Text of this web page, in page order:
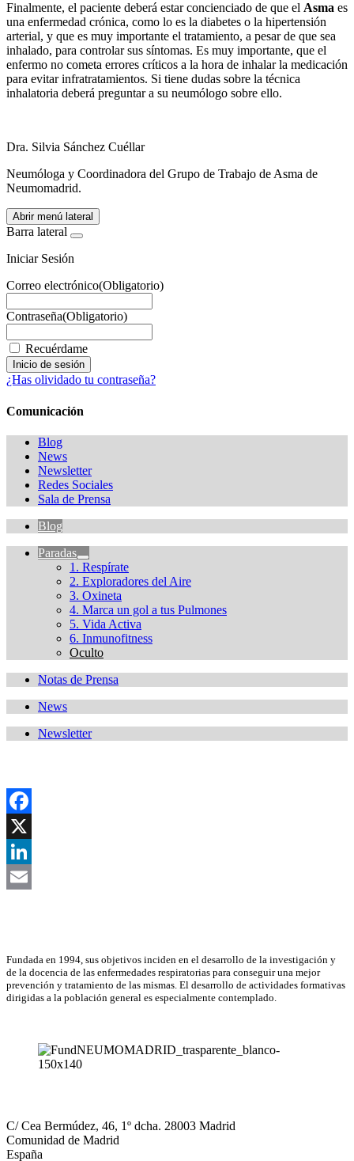
Finalmente, el paciente deberá estar concienciado de que el Asma es
una enfermedad crónica, como lo es la diabetes o la hipertensión
arterial, y que es muy importante el tratamiento, a pesar de que sea
inhalado, para controlar sus síntomas. Es muy importante, que el
enfermo no cometa errores críticos a la hora de inhalar la medicación
para evitar infratratamientos. Si tiene dudas sobre la técnica
inhalatoria deberá preguntar a su neumólogo sobre ello.
Dra. Silvia Sánchez Cuéllar
Neumóloga y Coordinadora del Grupo de Trabajo de Asma de
Neumomadrid.
Abrir menú lateral
Barra lateral
Iniciar Sesión
Correo electrónico(Obligatorio)
Contraseña(Obligatorio)
Recuérdame
¿Has olividado tu contraseña?
Comunicación
Blog
News
Newsletter
Redes Sociales
Sala de Prensa
Blog
Paradas
1. Respírate
2. Exploradores del Aire
3. Oxineta
4. Marca un gol a tus Pulmones
5. Vida Activa
6. Inmunofitness
Oculto
Notas de Prensa
News
Newsletter
Facebook
X
LinkedIn
Fundada en 1994, sus objetivos inciden en el desarrollo de la investigación y
de la docencia de las enfermedades respiratorias para conseguir una mejor
prevención y tratamiento de las mismas. El desarrollo de actividades formativas
dirigidas a la población general es especialmente contemplado.
C/ Cea Bermúdez, 46, 1º dcha. 28003 Madrid
Comunidad de Madrid
España